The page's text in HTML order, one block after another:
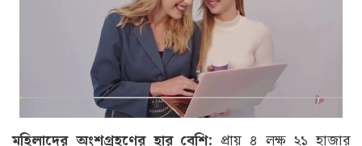
মহিলাদের অংশগ্রহণের হার বেশি: প্রায় ৪ লক্ষ ২১ হাজার